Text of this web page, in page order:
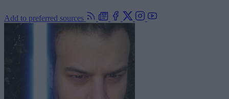
Add to preferred sources